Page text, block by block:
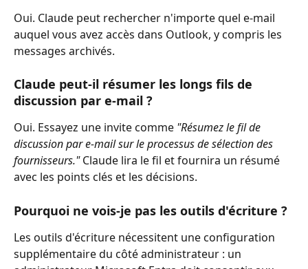
Oui. Claude peut rechercher n'importe quel e-mail
auquel vous avez accès dans Outlook, y compris les
messages archivés.
Claude peut-il résumer les longs fils de
discussion par e-mail ?
Oui. Essayez une invite comme "Résumez le fil de
discussion par e-mail sur le processus de sélection des
fournisseurs." Claude lira le fil et fournira un résumé
avec les points clés et les décisions.
Pourquoi ne vois-je pas les outils d'écriture ?
Les outils d'écriture nécessitent une configuration
supplémentaire du côté administrateur : un